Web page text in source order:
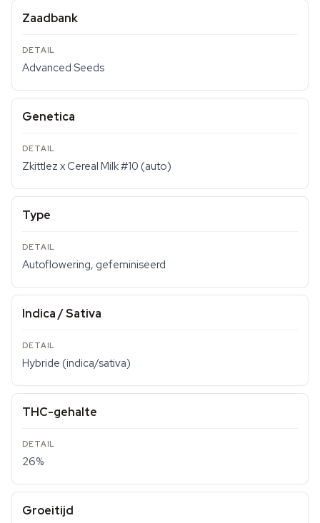
Zaadbank
Advanced Seeds
Genetica
Zkittlez x Cereal Milk #10 (auto)
Type
Autoflowering, gefeminiseerd
Indica / Sativa
Hybride (indica/sativa)
THC-gehalte
26%
Groeitijd